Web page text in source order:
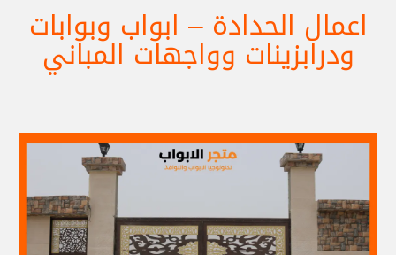
اعمال الحدادة – ابواب وبوابات
ودرابزينات وواجهات المباني